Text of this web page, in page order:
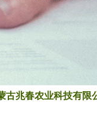
古兆春农业科技有